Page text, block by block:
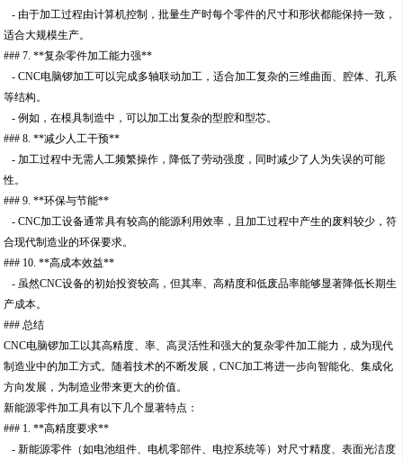
- 由于加工过程由计算机控制，批量生产时每个零件的尺寸和形状都能保持一致，
适合大规模生产。
### 7. **复杂零件加工能力强**
- CNC电脑锣加工可以完成多轴联动加工，适合加工复杂的三维曲面、腔体、孔系
等结构。
- 例如，在模具制造中，可以加工出复杂的型腔和型芯。
### 8. **减少人工干预**
- 加工过程中无需人工频繁操作，降低了劳动强度，同时减少了人为失误的可能
性。
### 9. **环保与节能**
- CNC加工设备通常具有较高的能源利用效率，且加工过程中产生的废料较少，符
合现代制造业的环保要求。
### 10. **高成本效益**
- 虽然CNC设备的初始投资较高，但其率、高精度和低废品率能够显著降低长期生
产成本。
### 总结
CNC电脑锣加工以其高精度、率、高灵活性和强大的复杂零件加工能力，成为现代
制造业中的加工方式。随着技术的不断发展，CNC加工将进一步向智能化、集成化
方向发展，为制造业带来更大的价值。
新能源零件加工具有以下几个显著特点：
### 1. **高精度要求**
- 新能源零件（如电池组件、电机零部件、电控系统等）对尺寸精度、表面光洁度